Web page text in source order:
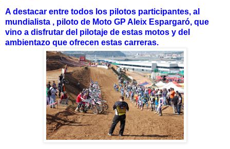
A destacar entre todos los pilotos participantes, al
mundialista , piloto de Moto GP Aleix Espargaró, que
vino a disfrutar del pilotaje de estas motos y del
ambientazo que ofrecen estas carreras.